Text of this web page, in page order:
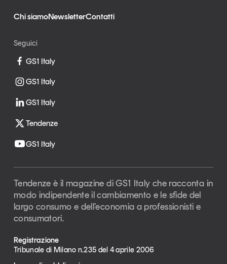
Chi siamoNewsletterContatti
Seguici
GS1 Italy
GS1 Italy
GS1 Italy
Tendenze
GS1 Italy
Tendenze è il magazine di GS1 Italy che racconta in
modo indipendente il cambiamento e le sfide del
largo consumo e dell’economia a professionisti e
consumatori.
Registrazione
Tribunale di Milano n.235 del 4 aprile 2006